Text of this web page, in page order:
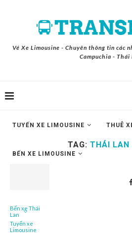
Vé Xe Limousine - Chuyên thông tin các
Campuchia - Thái
TUYẾN XE LIMOUSINE THUÊ
BẾN XE LIMOUSINE
TAG: THÁI LAN
Bến xe Thái
Lan
Tuyến xe
Limousine